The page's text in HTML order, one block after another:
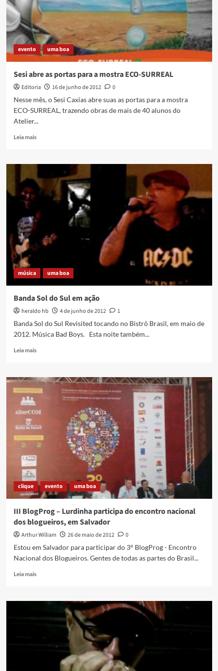
de
Livros
evento uma boa
Sesi abre as portas para a mostra ECO-SURREAL
Editoria 16 de junho de 2012
0
Nesse mês, o Sesi Caxias abre suas as portas para a mostra
ECO-SURREAL, trazendo obras de mais de 40 alunos do
Atelier...
Leia maisRead
Sesi
as
portas
a
mostra
ECO-
SURREAL
música uma boa
Banda Sol do Sul em ação
heraldo hb 4 de junho de 2012
1
Banda Sol do Sul Revisited tocando no Bistrô Brasil, em maio de
2012. Música Bad Boys. Esta noite também...
Leia maisRead
Banda
do
Sul
em
clique evento uma boa
III BlogProg – Lurdinha participa do encontro nacional
dos blogueiros, em Salvador
Arthur William 26 de maio de 2012
0
Estou em Salvador para participar do 3° BlogProg - Encontro
Nacional dos Blogueiros. Gentes de todas as partes do Brasil...
Leia maisRead
III